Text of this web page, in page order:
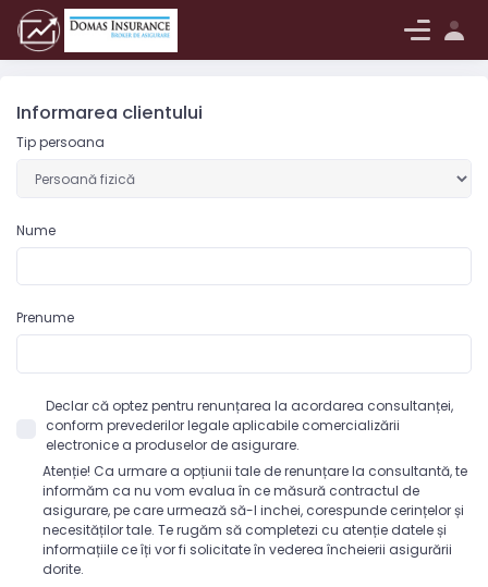
Log in
Informarea clientului
Tip persoana
Nume
Prenume
Declar că optez pentru renunțarea la acordarea consultanței,
conform prevederilor legale aplicabile comercializării
electronice a produselor de asigurare.
Atenție! Ca urmare a opțiunii tale de renunțare la consultantă, te
informăm ca nu vom evalua în ce măsură contractul de
asigurare, pe care urmează să-l inchei, corespunde cerințelor și
necesităților tale. Te rugăm să completezi cu atenție datele și
informațiile ce îți vor fi solicitate în vederea încheierii asigurării
dorite.